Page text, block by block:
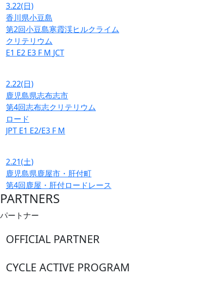
3.22(日)
香川県小豆島
第2回小豆島寒霞渓ヒルクライム
クリテリウム
E1 E2 E3 F M JCT
2.22(日)
鹿児島県志布志市
第4回志布志クリテリウム
ロード
JPT E1 E2/E3 F M
2.21(土)
鹿児島県鹿屋市・肝付町
第4回鹿屋・肝付ロードレース
PARTNERS
パートナー
OFFICIAL PARTNER
CYCLE ACTIVE PROGRAM